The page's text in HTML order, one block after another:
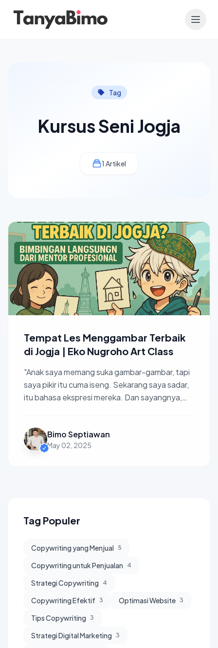
Tag
Kursus Seni Jogja
1 Artikel
Tempat Les Menggambar Terbaik
di Jogja | Eko Nugroho Art Class
"Anak saya memang suka gambar-gambar, tapi
saya pikir itu cuma iseng. Sekarang saya sadar,
itu bahasa ekspresi mereka. Dan sayangnya,
Bimo Septiawan
May 02, 2025
Tag Populer
Copywriting yang Menjual 5
Copywriting untuk Penjualan 4
Strategi Copywriting 4
Copywriting Efektif 3 Optimasi Website 3
Tips Copywriting 3
Strategi Digital Marketing 3